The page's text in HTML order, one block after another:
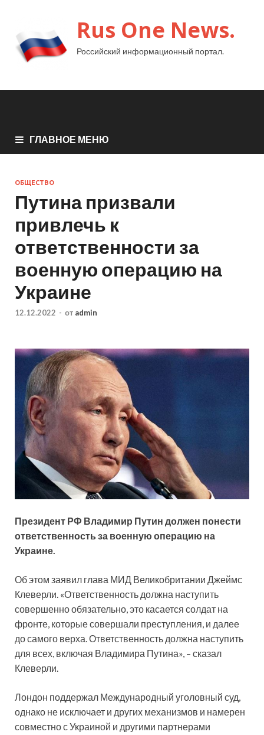
Rus One News.
Российский информационный портал.
ГЛАВНОЕ МЕНЮ
ОБЩЕСТВО
Путина призвали
привлечь к
ответственности за
военную операцию на
Украине
12.12.2022 - от admin
Президент РФ Владимир Путин должен понести
ответственность за военную операцию на
Украине.
Об этом заявил глава МИД Великобритании Джеймс
Клеверли. «Ответственность должна наступить
совершенно обязательно, это касается солдат на
фронте, которые совершали преступления, и далее
до самого верха. Ответственность должна наступить
для всех, включая Владимира Путина», – сказал
Клеверли.
Лондон поддержал Международный уголовный суд,
однако не исключает и других механизмов и намерен
совместно с Украиной и другими партнерами